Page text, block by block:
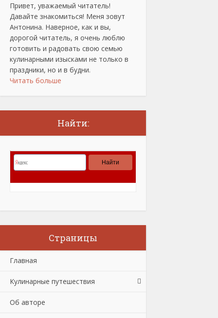
Привет, уважаемый читатель!
Давайте знакомиться! Меня зовут
Антонина. Наверное, как и вы,
дорогой читатель, я очень люблю
готовить и радовать свою семью
кулинарными изысками не только в
праздники, но и в будни.
Читать больше
Найти:
Страницы
Главная
Кулинарные путешествия
Об авторе